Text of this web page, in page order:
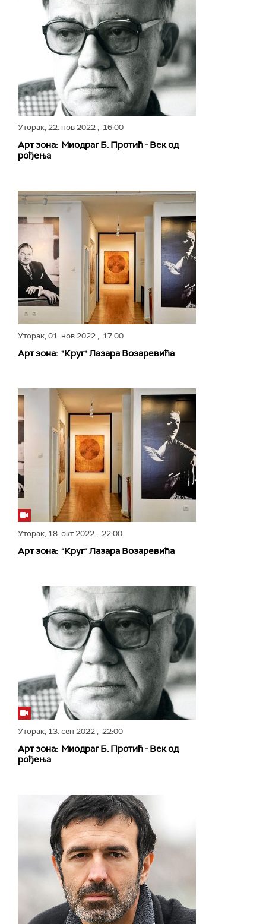
Уторак,22. нов 2022, 16:00
Арт зона: Миодраг Б. Протић - Век од
рођења
Уторак,01. нов 2022, 17:00
Арт зона: "Круг" Лазара Возаревића
Уторак, 18. окт 2022, 22:00
Арт зона: "Круг" Лазара Возаревића
Уторак, 13. сеп 2022, 22:00
Арт зона: Миодраг Б. Протић - Век од
рођења